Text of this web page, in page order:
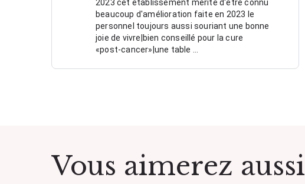
2023 cet établissement mérite d'etre connu
beaucoup d'amélioration faite en 2023 le
personnel toujours aussi souriant une bonne
joie de vivre|bien conseillé pour la cure
«post-cancer»|une table …
Vous aimerez aussi